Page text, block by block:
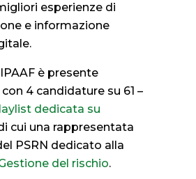
esperienze di
e informazione
è presente
con 4 candidature su 61 –
dedicata su
cui una rappresentata
PSRN dedicato alla
del rischio.